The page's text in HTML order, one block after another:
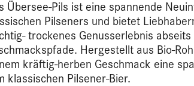
Übersee-Pils ist eine spannende
Pilseners und bietet
trockenes Genusserlebnis
Hergestellt aus Bio-
kräftig-herben Geschmack eine
klassischen Pilsener-Bier.